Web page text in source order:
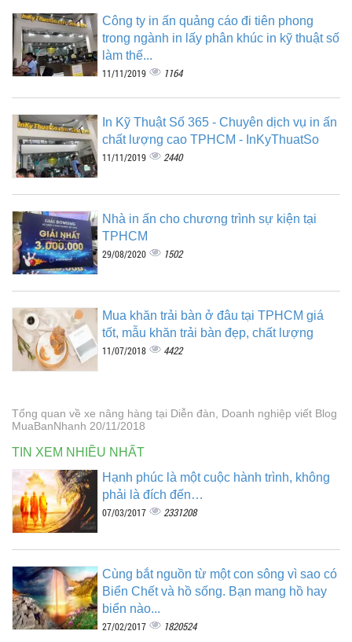
Công ty in ấn quảng cáo đi tiên phong
trong ngành in lấy phân khúc in kỹ thuật số
làm thế...
11/11/2019 1164
In Kỹ Thuật Số 365 - Chuyên dịch vụ in ấn
chất lượng cao TPHCM - InKyThuatSo
11/11/2019 2440
Nhà in ấn cho chương trình sự kiện tại
TPHCM
29/08/2020 1502
Mua khăn trải bàn ở đâu tại TPHCM giá
tốt, mẫu khăn trải bàn đẹp, chất lượng
11/07/2018 4422
Tổng quan về xe nâng hàng tại Diễn đàn, Doanh nghiệp viết Blog
MuaBanNhanh 20/11/2018
TIN XEM NHIỀU NHẤT
Hạnh phúc là một cuộc hành trình, không
phải là đích đến…
07/03/2017 2331208
Cùng bắt nguồn từ một con sông vì sao có
Biển Chết và hồ sống. Bạn mang hồ hay
biển nào...
27/02/2017 1820524